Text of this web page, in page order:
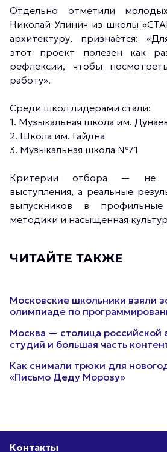
Отдельно отметили
Николай Улинич из школы
архитектуру, признаётся:
этот проект полезен как
рефлексии, чтобы
работу».
Среди школ лидерами стали:
1. Музыкальная школа им.
2. Школа им. Гайдна
3. Музыкальная школа №71
Критерии отбора — не
выступления, а реальные
выпускников в
методики и насыщенная
ЧИТАЙТЕ ТАКЖЕ
Московские школьники взяли
олимпиаде по
Москва — столица российской
студий и большая часть
Как снимали трюки для
«Письмо Деду Морозу»
Контакты